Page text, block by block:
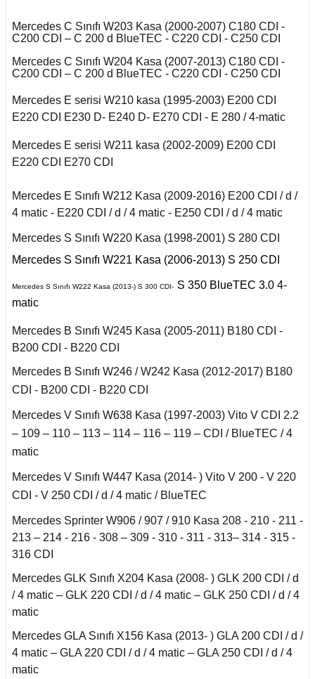
B
C
(1992-1998)
W220 (1998-2005)
S Serisi W222 (2013-
(2004-2017)
(1999-2018)
W906 (2006-2018)
(2002-2005)
W447 (2014-)
W638 (1996-2003)
W639 (2004-2014)
(1972-1980)
(1976-1984)
2006-2008
2013-
2015-
1997
Rcz 2010-2015
2020
Mercedes C Sınıfı W203 Kasa (2000-2007) C180 CDI -
C200 CDI – C 200 d BlueTEC - C220 CDI - C250 CDI
Mercedes C Sınıfı W204 Kasa (2007-2013) C180 CDI -
C200 CDI – C 200 d BlueTEC - C220 CDI - C250 CDI
Mercedes E serisi W210 kasa (1995-2003) E200 CDI
E220 CDI E230 D- E240 D- E270 CDI - E 280 / 4-matic
Mercedes E serisi W211 kasa (2002-2009) E200 CDI
E220 CDI E270 CDI
Mercedes E Sınıfı W212 Kasa (2009-2016) E200 CDI / d /
4 matic - E220 CDI / d / 4 matic - E250 CDI / d / 4 matic
Mercedes S Sınıfı W220 Kasa (1998-2001) S 280 CDI
Mercedes S Sınıfı W221 Kasa (2006-2013) S 250 CDI
Mercedes S Sınıfı W222 Kasa (2013-) S 300 CDI- S 350 BlueTEC 3.0 4-
matic
Mercedes B Sınıfı W245 Kasa (2005-2011) B180 CDI -
B200 CDI - B220 CDI
Mercedes B Sınıfı W246 / W242 Kasa (2012-2017) B180
CDI - B200 CDI - B220 CDI
Mercedes V Sınıfı W638 Kasa (1997-2003) Vito V CDI 2.2
– 109 – 110 – 113 – 114 – 116 – 119 – CDI / BlueTEC / 4
matic
Mercedes V Sınıfı W447 Kasa (2014- ) Vito V 200 - V 220
CDI - V 250 CDI / d / 4 matic / BlueTEC
Mercedes Sprinter W906 / 907 / 910 Kasa 208 - 210 - 211 -
213 – 214 - 216 - 308 – 309 - 310 - 311 - 313– 314 - 315 -
316 CDI
Mercedes GLK Sınıfı X204 Kasa (2008- ) GLK 200 CDI / d
/ 4 matic – GLK 220 CDI / d / 4 matic – GLK 250 CDI / d / 4
matic
Mercedes GLA Sınıfı X156 Kasa (2013- ) GLA 200 CDI / d /
4 matic – GLA 220 CDI / d / 4 matic – GLA 250 CDI / d / 4
matic